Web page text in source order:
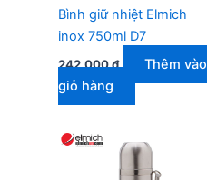
Bình giữ nhiệt Elmich
inox 750ml D7
242.000₫
Thêm vào
giỏ hàng